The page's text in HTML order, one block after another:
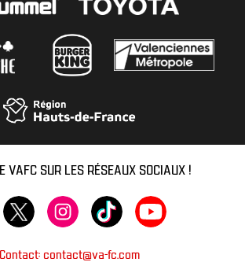
VAFC SUR LES RÉSEAUX SOCIAUX !
Contact: contact@va-fc.com